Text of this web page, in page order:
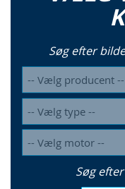
Søg efter
Søg